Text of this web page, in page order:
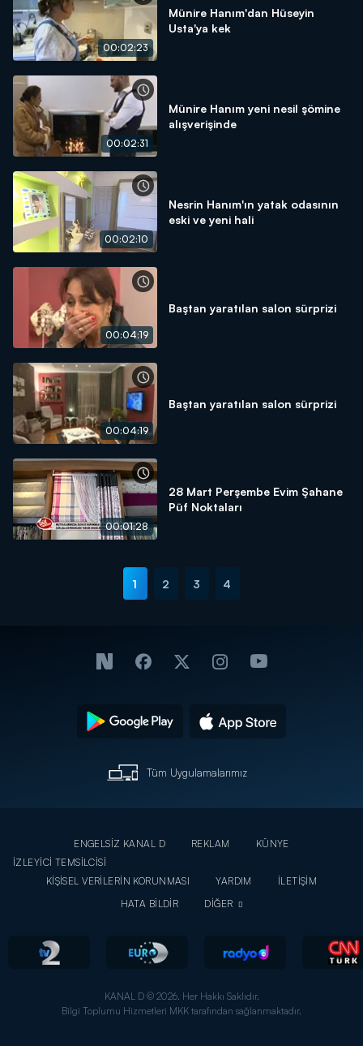
00:02:23
Münire Hanım'dan Hüseyin
Usta'ya kek
00:02:31
Münire Hanım yeni nesil şömine
alışverişinde
00:02:10
Nesrin Hanım'ın yatak odasının
eski ve yeni hali
00:04:19
Baştan yaratılan salon sürprizi
00:04:19
Baştan yaratılan salon sürprizi
00:01:28
28 Mart Perşembe Evim Şahane
Püf Noktaları
1 2 3 4
Tüm Uygulamalarımız
ENGELSİZ KANAL D REKLAM
KÜNYE
İZLEYİCİ TEMSİLCİSİ
KİŞİSEL VERİLERİN KORUNMASI
YARDIM
İLETİŞİM
HATA BİLDİR
DİĞER
KANAL D © 2026. Her Hakkı Saklıdır.
Bilgi Toplumu Hizmetleri MKK tarafından sağlanmaktadır.